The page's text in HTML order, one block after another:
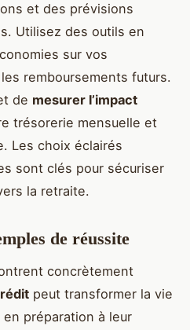
et des prévisions
Utilisez des outils en
sur vos
remboursements futurs.
de mesurer l’impact
trésorerie mensuelle et
Les choix éclairés
sont clés pour sécuriser
la retraite.
de réussite
concrètement
peut transformer la vie
préparation à leur